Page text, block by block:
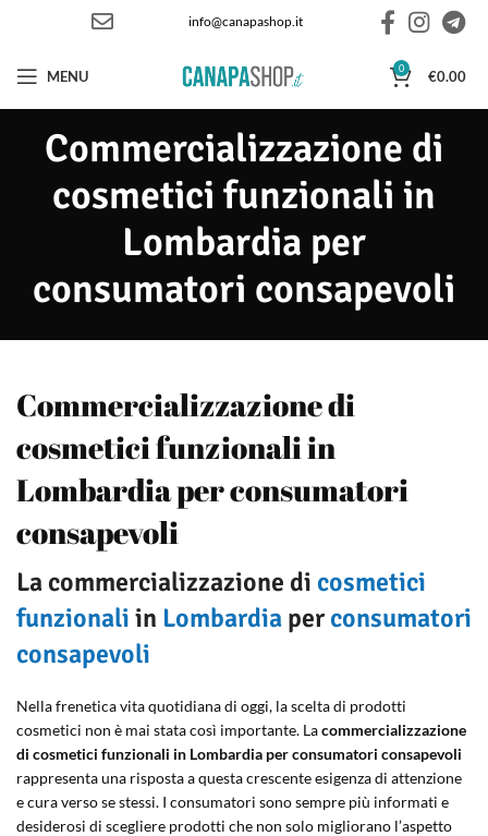
info@canapashop.it
MENU 0 €0.00
Commercializzazione di
cosmetici funzionali in
Lombardia per
consumatori consapevoli
Commercializzazione di
cosmetici funzionali in
Lombardia per consumatori
consapevoli
La commercializzazione di cosmetici
funzionali in Lombardia per consumatori
consapevoli
Nella frenetica vita quotidiana di oggi, la scelta di prodotti
cosmetici non è mai stata così importante. Lacommercializzazione
di cosmetici funzionali in Lombardia per consumatori consapevoli
rappresenta una risposta a questa crescente esigenza di attenzione
e cura verso se stessi. I consumatori sono sempre più informati e
desiderosi di scegliere prodotti che non solo migliorano l’aspetto